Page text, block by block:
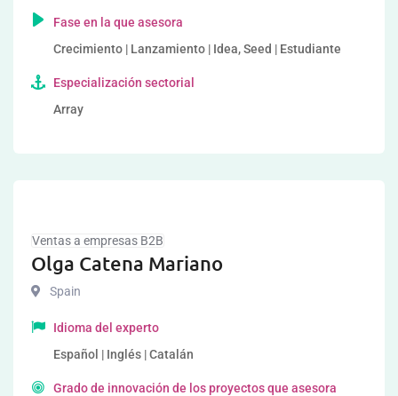
Fase en la que asesora
Crecimiento | Lanzamiento | Idea, Seed | Estudiante
Especialización sectorial
Array
Ventas a empresas B2B
Olga Catena Mariano
Spain
Idioma del experto
Español | Inglés | Catalán
Grado de innovación de los proyectos que asesora